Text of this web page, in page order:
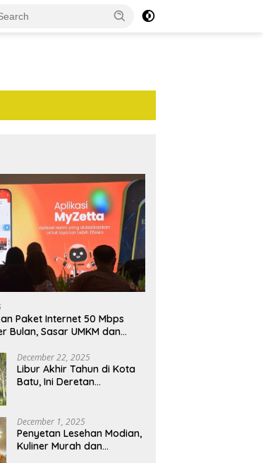
Paket Internet 50 Mbps
Bulan, Sasar UMKM dan
December 22, 2025
Libur Akhir Tahun di Kota
Batu, Ini Deretan
December 1, 2025
Penyetan Lesehan Modian,
Kuliner Murah dan